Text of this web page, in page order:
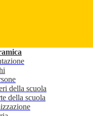
della scuola
della scuola